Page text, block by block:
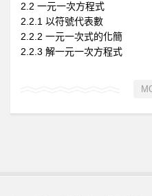
2.2 一元一次方程式
2.2.1 以符號代表數
2.2.2 一元一次式的化簡
2.2.3 解一元一次方程式